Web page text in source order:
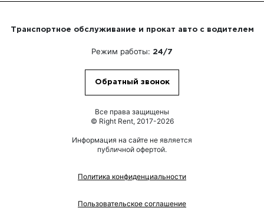
Транспортное обслуживание и прокат авто с водителем
Режим работы: 24/7
Обратный звонок
Все права защищены
© Right Rent, 2017-2026
Информация на сайте не является
публичной офертой.
Политика конфиденциальности
Пользовательское соглашение